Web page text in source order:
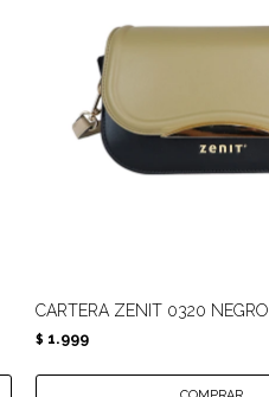
CARTERA ZENIT 0320 NEGRO
$ 1.999